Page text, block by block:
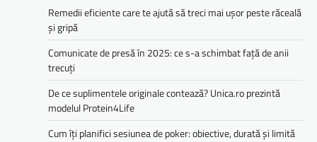
Remedii eficiente care te ajută să treci mai ușor peste răceală
și gripă
Comunicate de presă în 2025: ce s-a schimbat față de anii
trecuți
De ce suplimentele originale contează? Unica.ro prezintă
modelul Protein4Life
Cum îți planifici sesiunea de poker: obiective, durată și limită